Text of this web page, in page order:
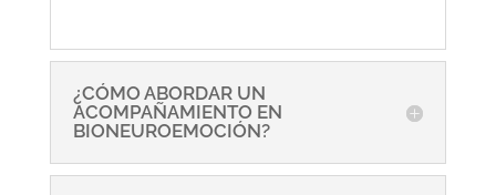
¿CÓMO ABORDAR UN
ACOMPAÑAMIENTO EN
BIONEUROEMOCIÓN?